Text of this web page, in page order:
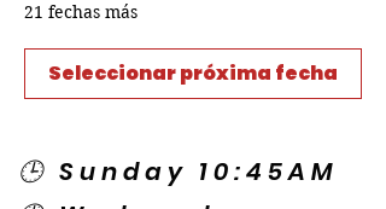
21 fechas más
Seleccionar próxima fecha
🕒 Sunday 10:45AM